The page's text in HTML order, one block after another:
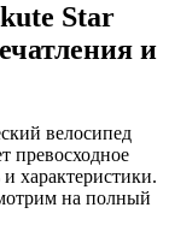
Star
и
велосипед
превосходное
характеристики.
на полный